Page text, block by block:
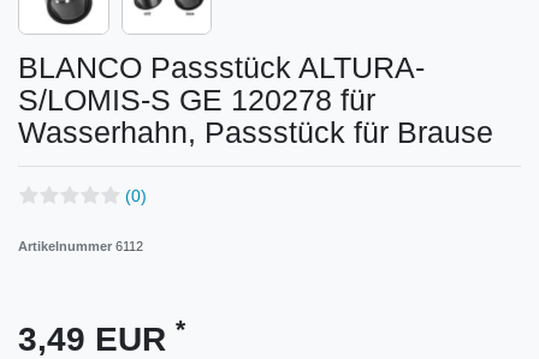
BLANCO Passstück ALTURA-
S/LOMIS-S GE 120278 für
Wasserhahn, Passstück für Brause
(0)
Artikelnummer 6112
3,49 EUR *